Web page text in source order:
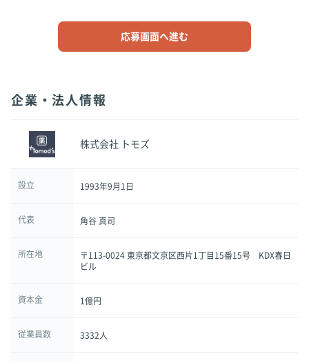
応募画面へ進む
企業・法人情報
株式会社 トモズ
設立 1993年9月1日
代表 角谷 真司
所在地
〒113-0024 東京都文京区西片1丁目15番15号 KDX春日
ビル
資本金 1億円
従業員数 3332人